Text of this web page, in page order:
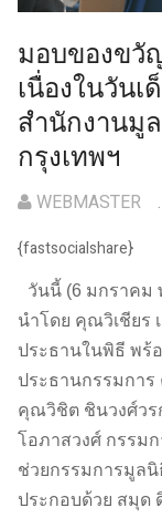
มอบของขวั
เนื่องในวัน
สำนักงานมู
กรุงเทพฯ
WEBMASTER
{fastsocialshare}
วันนี้ (6 มกราคม
นำโดย คุณวิเชียร
ประธานในพิธี พร้
ประธานกรรมการ
คุณวิชิต ชินวงศ์วร
โอภาสวงศ์ กรรม
ช่วยกรรมการมูล
ประกอบด้วย สมุด